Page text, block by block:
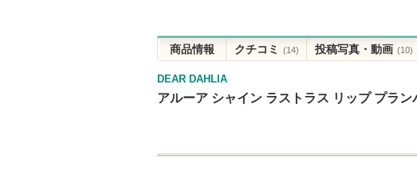
商品情報 クチコミ (14) 投稿写真・動画 (10)
DEAR DAHLIA
アルーア シャイン ラストラス リップ プラン